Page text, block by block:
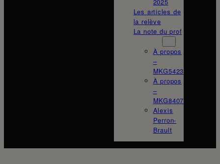
Les articles de
la relève
La note du prof
À propos
–
MKG5423
À propos
–
MKG8407
Alexis
Perron-
Brault